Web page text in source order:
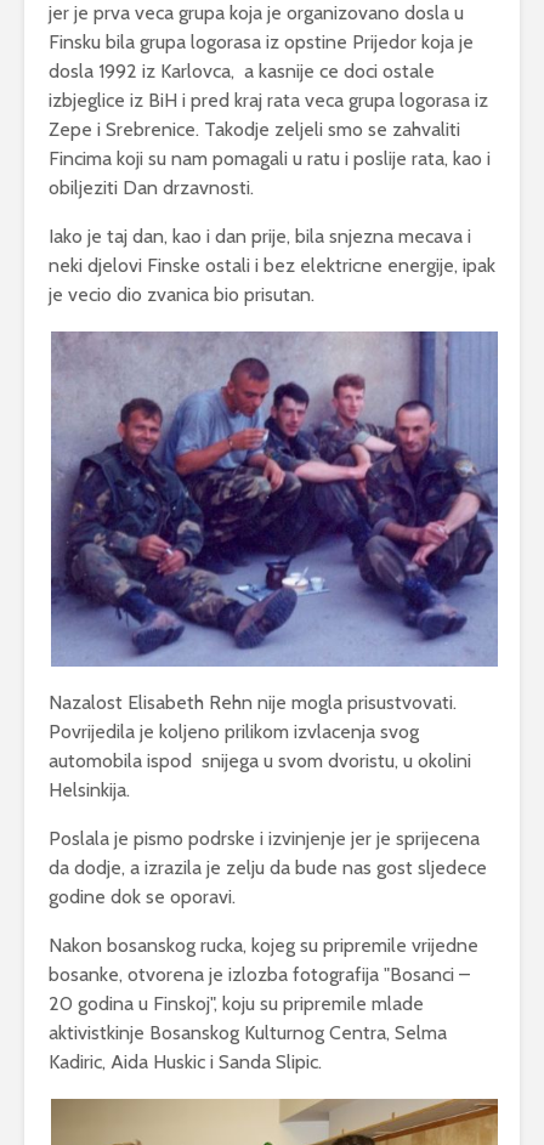
jer je prva veca grupa koja je organizovano dosla u
Finsku bila grupa logorasa iz opstine Prijedor koja je
dosla 1992 iz Karlovca, a kasnije ce doci ostale
izbjeglice iz BiH i pred kraj rata veca grupa logorasa iz
Zepe i Srebrenice. Takodje zeljeli smo se zahvaliti
Fincima koji su nam pomagali u ratu i poslije rata, kao i
obiljeziti Dan drzavnosti.
Iako je taj dan, kao i dan prije, bila snjezna mecava i
neki djelovi Finske ostali i bez elektricne energije, ipak
je vecio dio zvanica bio prisutan.
Nazalost Elisabeth Rehn nije mogla prisustvovati.
Povrijedila je koljeno prilikom izvlacenja svog
automobila ispod snijega u svom dvoristu, u okolini
Helsinkija.
Poslala je pismo podrske i izvinjenje jer je sprijecena
da dodje, a izrazila je zelju da bude nas gost sljedece
godine dok se oporavi.
Nakon bosanskog rucka, kojeg su pripremile vrijedne
bosanke, otvorena je izlozba fotografija "Bosanci –
20 godina u Finskoj", koju su pripremile mlade
aktivistkinje Bosanskog Kulturnog Centra, Selma
Kadiric, Aida Huskic i Sanda Slipic.